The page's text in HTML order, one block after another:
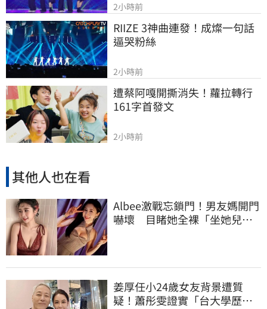
2小時前
RIIZE 3神曲連發！成燦一句話
逼哭粉絲
2小時前
遭蔡阿嘎開撕消失！蘿拉轉行
161字首發文
2小時前
其他人也在看
Albee激戰忘鎖門！男友媽開門
嚇壞 目睹她全裸「坐她兒子
姜厚任小24歲女友背景遭質
疑！蕭彤雯證實「台大學歷是